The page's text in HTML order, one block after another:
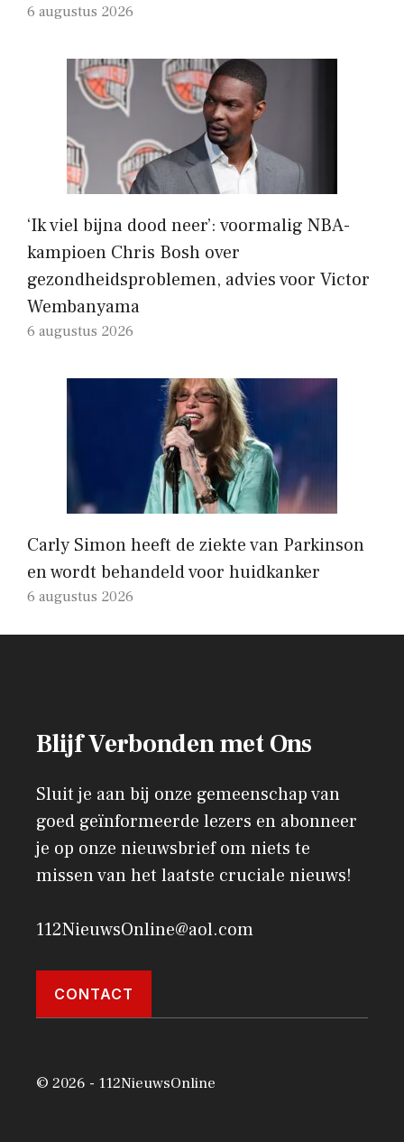
6 augustus 2026
‘Ik viel bijna dood neer’: voormalig NBA-
kampioen Chris Bosh over
gezondheidsproblemen, advies voor Victor
Wembanyama
6 augustus 2026
Carly Simon heeft de ziekte van Parkinson
en wordt behandeld voor huidkanker
6 augustus 2026
Blijf Verbonden met Ons
Sluit je aan bij onze gemeenschap van
goed geïnformeerde lezers en abonneer
je op onze nieuwsbrief om niets te
missen van het laatste cruciale nieuws!
112NieuwsOnline@aol.com
CONTACT
© 2026 - 112NieuwsOnline